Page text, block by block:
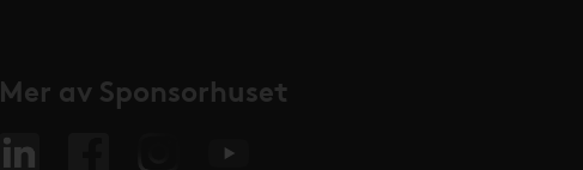
Mer av Sponsorhuset